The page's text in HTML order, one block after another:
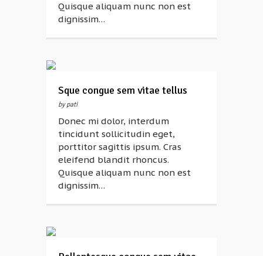
Quisque aliquam nunc non est
dignissim…
Sque congue sem vitae tellus
by pati
Donec mi dolor, interdum
tincidunt sollicitudin eget,
porttitor sagittis ipsum. Cras
eleifend blandit rhoncus.
Quisque aliquam nunc non est
dignissim…